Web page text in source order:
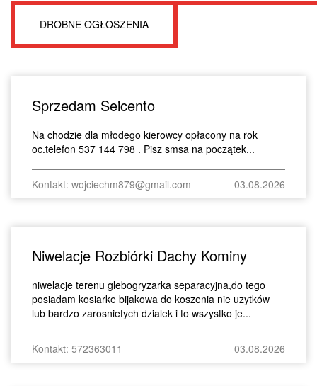
DROBNE OGŁOSZENIA
Sprzedam Seicento
Na chodzie dla młodego kierowcy opłacony na rok
oc.telefon 537 144 798 . Pisz smsa na początek...
Kontakt: wojciechm879@gmail.com 03.08.2026
Niwelacje Rozbiórki Dachy Kominy
niwelacje terenu glebogryzarka separacyjna,do tego
posiadam kosiarke bijakowa do koszenia nie uzytków
lub bardzo zarosnietych dzialek i to wszystko je...
Kontakt: 572363011 03.08.2026